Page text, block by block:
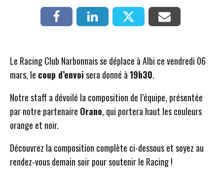
Le Racing Club Narbonnais se déplace à Albi ce vendredi 06
mars, le coup d’envoisera donné à 19h30.
Notre staff a dévoilé la composition de l’équipe, présentée
par notre partenaire Orano, qui portera haut les couleurs
orange et noir.
Découvrez la composition complète ci-dessous et soyez au
rendez-vous demain soir pour soutenir le Racing !